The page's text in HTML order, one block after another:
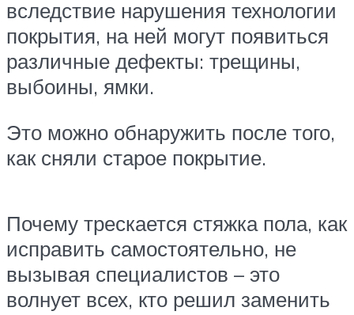
вследствие нарушения технологии
покрытия, на ней могут появиться
различные дефекты: трещины,
выбоины, ямки.
Это можно обнаружить после того,
как сняли старое покрытие.
Почему трескается стяжка пола, как
исправить самостоятельно, не
вызывая специалистов – это
волнует всех, кто решил заменить